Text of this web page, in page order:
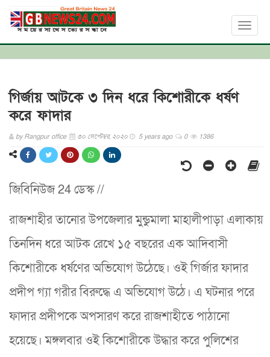
Toggle
গির্জায় আটকে ৩ দিন ধরে কিশোরীকে ধর্ষণ
করে ফাদার
byRangpur office ৩০ সেপ্টেম্বর, ২০২০ 5 years ago 0 1386
জিবিনিউজ 24 ডেস্ক //
রাজশাহীর তানোর উপজেলার মুন্ডুমালা মাহালীপাড়া এলাকায়
তিনদিন ধরে আটক রেখে ১৫ বছরের এক আদিবাসী
কিশোরীকে ধর্ষণের অভিযোগ উঠেছে। ওই গির্জার ফাদার
প্রদীপ গ্যা গরীর বিরুদ্ধে এ অভিযোগ উঠে। এ ঘটনার পরে
ফাদার প্রদীপকে অপসারণ করে রাজশাহীতে পাঠানো
হয়েছে। মঙ্গলবার ওই কিশোরীকে উদ্ধার করে পুলিশের